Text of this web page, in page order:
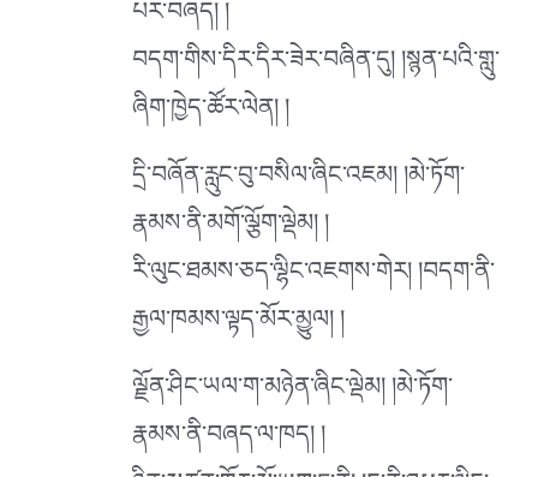
པར་བཞད། །
བདག་གིས་དིར་དིར་ཟེར་བཞིན་དུ། །སྙན་པའི་གླུ་
ཞིག་ཁྱེད་ཚོར་ལེན། །
དྲི་བཞོན་རླུང་བུ་བསིལ་ཞིང་འཇམ། །མེ་ཏོག་
རྣམས་ནི་མགོ་ལྕོག་ལྡེམ། །
རི་ལུང་ཐམས་ཅད་ལྷིང་འཇགས་གེར། །བདག་ནི་
རྒྱལ་ཁམས་ལྟད་མོར་མྱུལ། །
ལྗོན་ཤིང་ཡལ་ག་མཉེན་ཞིང་ལྡེམ། །མེ་ཏོག་
རྣམས་ནི་བཞད་ལ་ཁད། །